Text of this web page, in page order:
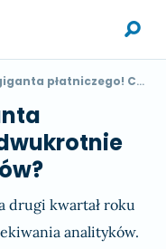
Czym dwukrotnie zszokował inwestorów?
drugi kwartał roku
analityków.